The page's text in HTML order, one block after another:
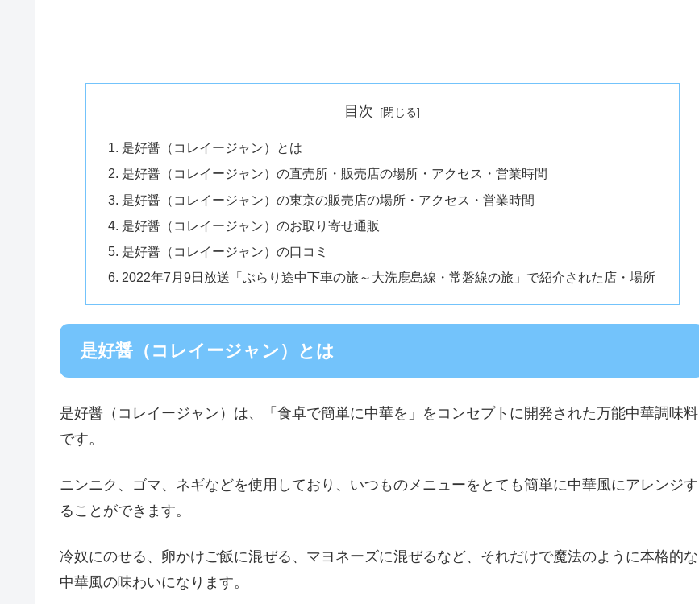
目次
是好醤（コレイージャン）とは
是好醤（コレイージャン）の直売所・販売店の場所・アクセス・営業時間
是好醤（コレイージャン）の東京の販売店の場所・アクセス・営業時間
是好醤（コレイージャン）のお取り寄せ通販
是好醤（コレイージャン）の口コミ
2022年7月9日放送「ぶらり途中下車の旅～大洗鹿島線・常磐線の旅」で紹介された店・場所
是好醤（コレイージャン）とは
是好醤（コレイージャン）は、「食卓で簡単に中華を」をコンセプトに開発された万能中華調味料
です。
ニンニク、ゴマ、ネギなどを使用しており、いつものメニューをとても簡単に中華風にアレンジす
ることができます。
冷奴にのせる、卵かけご飯に混ぜる、マヨネーズに混ぜるなど、それだけで魔法のように本格的な
中華風の味わいになります。